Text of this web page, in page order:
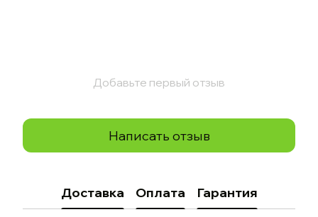
Добавьте первый отзыв
Написать отзыв
Доставка Оплата Гарантия